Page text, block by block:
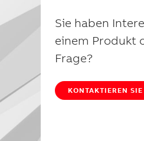
Sie haben
einem Produkt
Frage?
KONTAKTIEREN